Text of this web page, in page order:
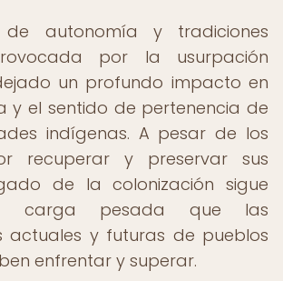
autonomía y tradiciones
por la usurpación
un profundo impacto en
y el sentido de pertenencia de
indígenas. A pesar de los
recuperar y preservar sus
de la colonización sigue
carga pesada que las
actuales y futuras de pueblos
enfrentar y superar.